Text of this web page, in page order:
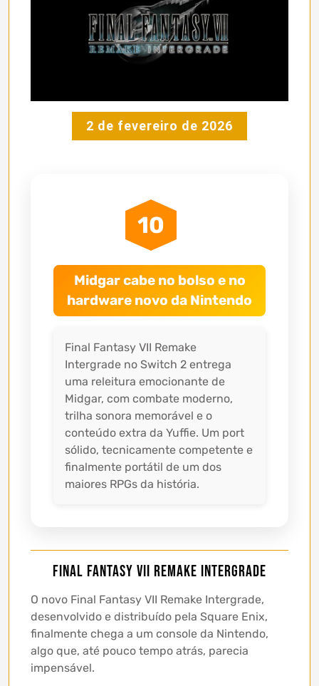
2 de fevereiro de 2026
10
Midgar cabe no bolso e no
hardware novo da Nintendo
Final Fantasy VII Remake
Intergrade no Switch 2 entrega
uma releitura emocionante de
Midgar, com combate moderno,
trilha sonora memorável e o
conteúdo extra da Yuffie. Um port
sólido, tecnicamente competente e
finalmente portátil de um dos
maiores RPGs da história.
Final Fantasy VII Remake Intergrade
O novo Final Fantasy VII Remake Intergrade,
desenvolvido e distribuído pela Square Enix,
finalmente chega a um console da Nintendo,
algo que, até pouco tempo atrás, parecia
impensável.